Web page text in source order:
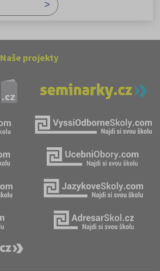
Naše projekty